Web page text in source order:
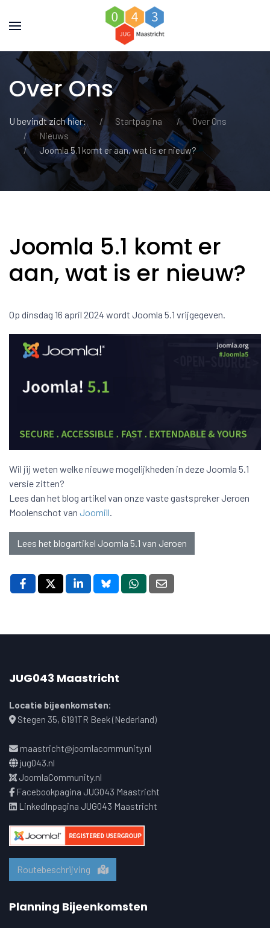
Over Ons
U bevindt zich hier: Startpagina
Over Ons
Nieuws
Joomla 5.1 komt er aan, wat is er nieuw?
Joomla 5.1 komt er
aan, wat is er nieuw?
Op dinsdag 16 april 2024 wordt Joomla 5.1 vrijgegeven.
Wil jij weten welke nieuwe mogelijkheden in deze Joomla 5.1
versie zitten?
Lees dan het blog artikel van onze vaste gastspreker Jeroen
Moolenschot van Joomill.
Lees het blogartikel Joomla 5.1 van Jeroen
JUG043 Maastricht
Locatie bijeenkomsten:
Stegen 35, 6191TR Beek (Nederland)
maastricht@joomlacommunity.nl
jug043.nl
JoomlaCommunity.nl
Facebookpagina JUG043 Maastricht
LinkedInpagina JUG043 Maastricht
Routebeschrijving
Planning Bijeenkomsten